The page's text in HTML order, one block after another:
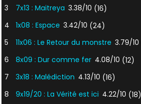
3
7x13 : Maitreya 3.38/10 (16)
4
1x08 : Espace 3.42/10 (24)
5
11x06 : Le Retour du monstre 3.79/10
6
8x09 : Dur comme fer 4.08/10 (12)
7
3x18 : Malédiction 4.13/10 (16)
8
9x19/20 : La Vérité est ici 4.22/10 (18)